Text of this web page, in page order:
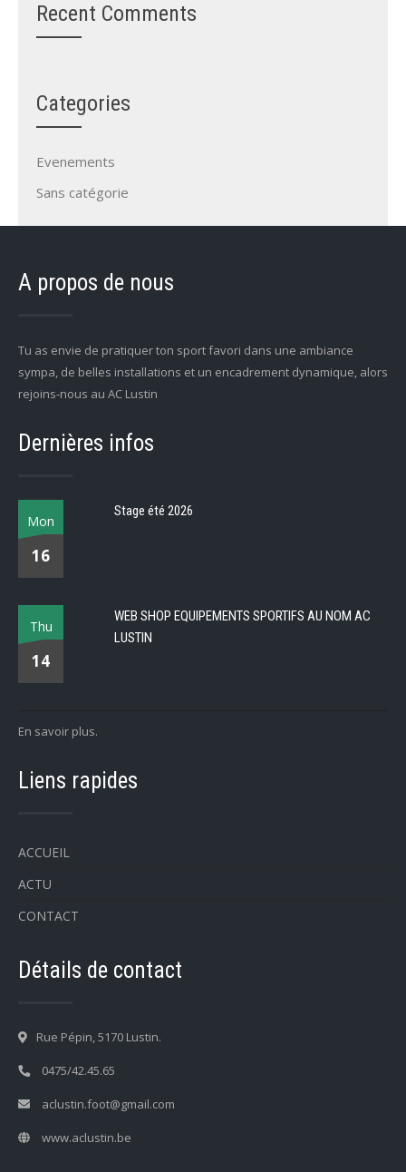
Recent Comments
Categories
Evenements
Sans catégorie
A propos de nous
Tu as envie de pratiquer ton sport favori dans une ambiance
sympa, de belles installations et un encadrement dynamique, alors
rejoins-nous au AC Lustin
Dernières infos
Mon
16
Stage été 2026
Thu
14
WEB SHOP EQUIPEMENTS SPORTIFS AU NOM AC
LUSTIN
En savoir plus.
Liens rapides
ACCUEIL
ACTU
CONTACT
Détails de contact
Rue Pépin, 5170 Lustin.
0475/42.45.65
aclustin.foot@gmail.com
www.aclustin.be